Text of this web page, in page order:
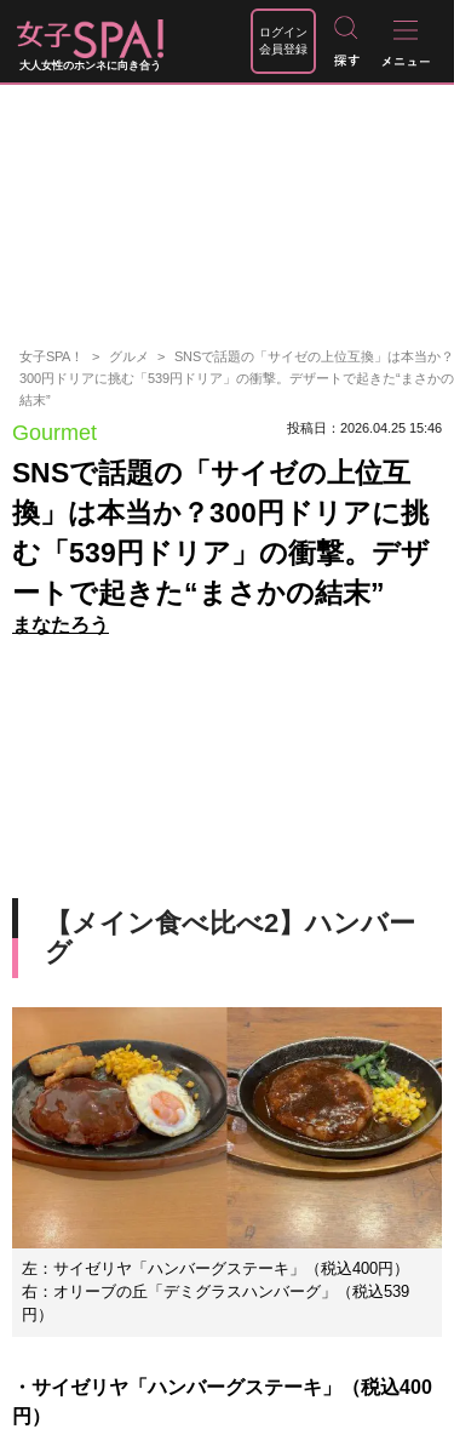
大人女性のホンネに向き合う
ログイン
会員登録
女子SPA！ グルメ
SNSで話題の「サイゼの上位互換」は本当か？
300円ドリアに挑む「539円ドリア」の衝撃。デザートで起きた“まさかの
結末”
Gourmet 投稿日：2026.04.25 15:46
SNSで話題の「サイゼの上位互
換」は本当か？300円ドリアに挑
む「539円ドリア」の衝撃。デザ
ートで起きた“まさかの結末”
まなたろう
【メイン食べ比べ2】ハンバー
グ
左：サイゼリヤ「ハンバーグステーキ」（税込400円）
右：オリーブの丘「デミグラスハンバーグ」（税込539
円）
・サイゼリヤ「ハンバーグステーキ」（税込400
円）